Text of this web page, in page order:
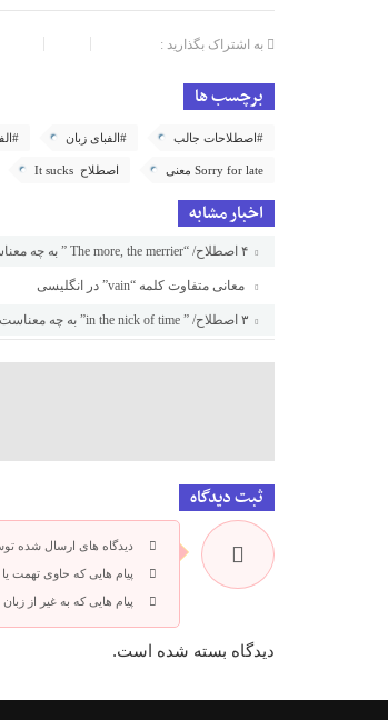
به اشتراک بگذارید :
برچسب ها
#اصطلاحات جالب #الفبای زبان
Sorry for late معنی اصطلاح It sucks
اخبار مشابه
۴ اصطلاح/ “The more, the merrier ” به چه معناست؟
معانی متفاوت کلمه “vain” در انگلیسی
۳ اصطلاح/ ” in the nick of time” به چه معناست؟
ثبت دیدگاه
دیدگاه های ارسال شده
پیام هایی که حاوی تهمت
پیام هایی که به غیر از
دیدگاه بسته شده است.